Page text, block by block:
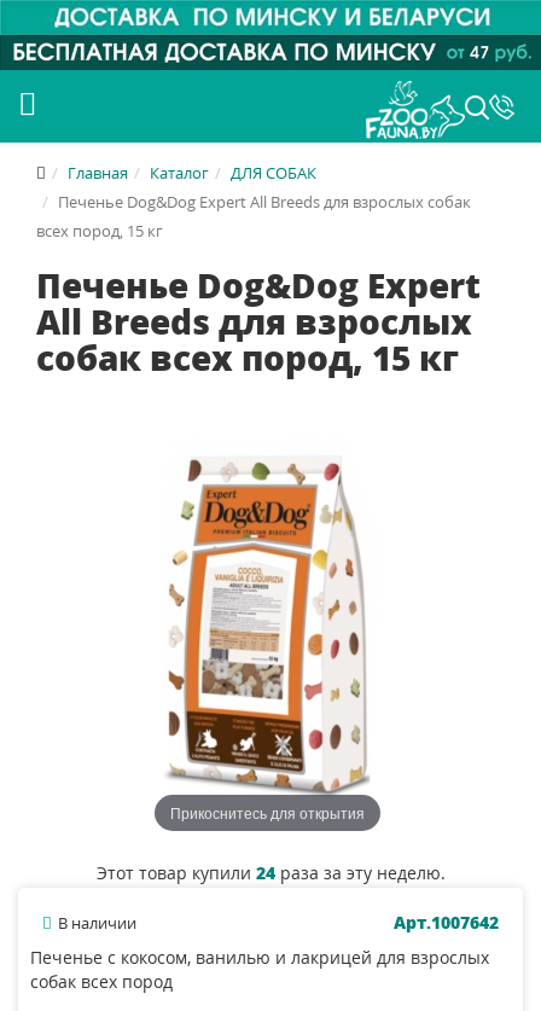
Главная Каталог
ДЛЯ СОБАК
Печенье Dog&Dog Expert All Breeds для взрослых собак
всех пород, 15 кг
Печенье Dog&Dog Expert
All Breeds для взрослых
собак всех пород, 15 кг
Прикоснитесь для открытия
Этот товар купили 24раза за эту неделю.
В наличии
Арт.1007642
Печенье с кокосом, ванилью и лакрицей для взрослых
собак всех пород